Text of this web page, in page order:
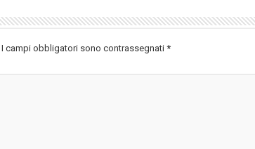
I campi obbligatori sono contrassegnati *